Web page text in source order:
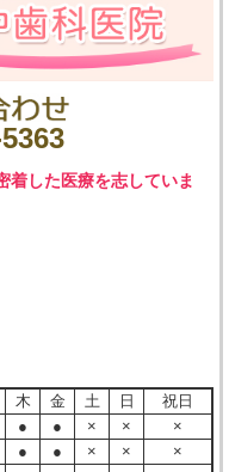
着した医療を志していま
木 金 土 日
祝日
● ● × ×
×
● ● × ×
×